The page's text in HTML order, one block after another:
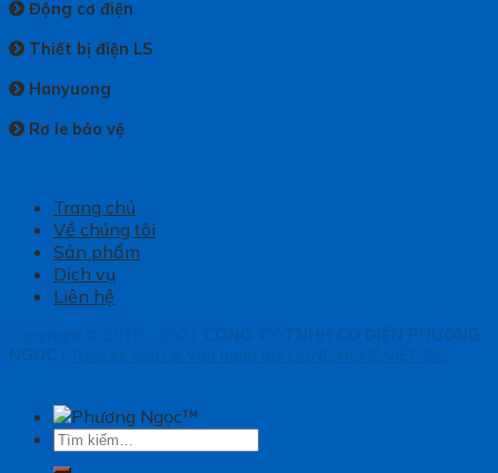
Động cơ điện
Thiết bị điện LS
Hanyuong
Rơ le bảo vệ
Trang chủ
Về chúng tôi
Sản phẩm
Dịch vụ
Liên hệ
Copyright © 2010 - 2021 CÔNG TY TNHH CƠ ĐIỆN PHƯƠNG
NGỌC | Thiết kế web & Vận hành bởi CÔNG NGHỆ VIỆT JSC
Tìm